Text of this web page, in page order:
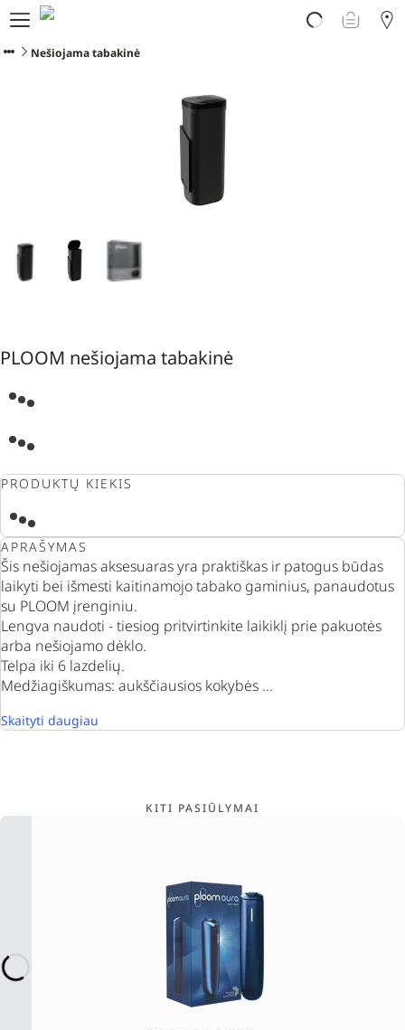
Atrask PLOOM
E. parduotuvė
Nešiojama tabakinė
PLOOM nešiojama tabakinė
PRODUKTŲ KIEKIS
APRAŠYMAS
Šis nešiojamas aksesuaras yra praktiškas ir patogus būdas
laikyti bei išmesti kaitinamojo tabako gaminius, panaudotus
su PLOOM įrenginiu.
Lengva naudoti - tiesiog pritvirtinkite laikiklį prie pakuotės
arba nešiojamo dėklo.
Telpa iki 6 lazdelių.
Medžiagiškumas: aukščiausios kokybės ...
Skaityti daugiau
KITI PASIŪLYMAI